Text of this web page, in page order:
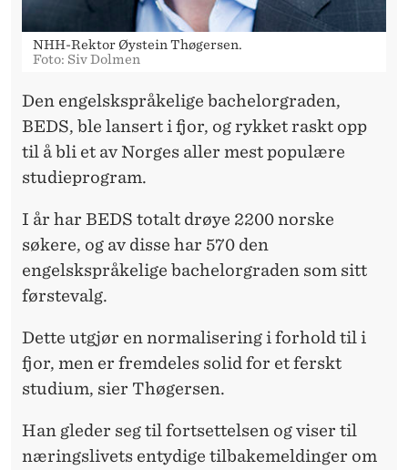
NHH-Rektor Øystein Thøgersen.
Foto: Siv Dolmen
Den engelskspråkelige bachelorgraden,
BEDS, ble lansert i fjor, og rykket raskt opp
til å bli et av Norges aller mest populære
studieprogram.
I år har BEDS totalt drøye 2200 norske
søkere, og av disse har 570 den
engelskspråkelige bachelorgraden som sitt
førstevalg.
Dette utgjør en normalisering i forhold til i
fjor, men er fremdeles solid for et ferskt
studium, sier Thøgersen.
Han gleder seg til fortsettelsen og viser til
næringslivets entydige tilbakemeldinger om